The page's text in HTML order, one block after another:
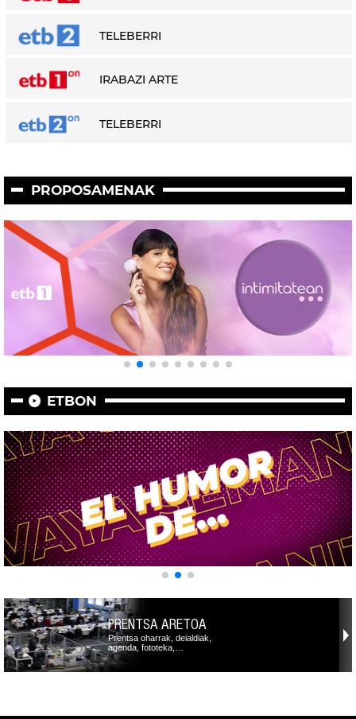
TELEBERRI
IRABAZI ARTE
TELEBERRI
PROPOSAMENAK
ETBON
PRENTSA ARETOA
Prentsa oharrak, deialdiak,
agenda, fototeka,…